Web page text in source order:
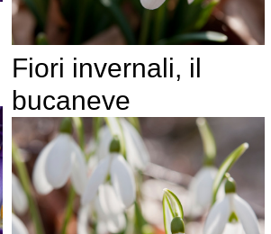
Fiori invernali, il
bucaneve